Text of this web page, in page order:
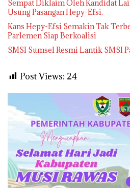
Sempat Diklaim Oleh Kandidat
Usung Pasangan Hepy-Efsi.
Kans Hepy-Efsi Semakin Tak
Parlemen Siap Berkoalisi
SMSI Sumsel Resmi Lantik SMSI
Post Views: 24